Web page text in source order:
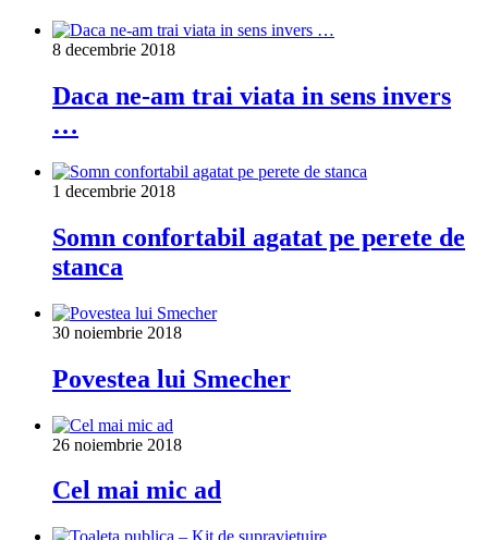
8 decembrie 2018
Daca ne-am trai viata in sens invers
…
1 decembrie 2018
Somn confortabil agatat pe perete de
stanca
30 noiembrie 2018
Povestea lui Smecher
26 noiembrie 2018
Cel mai mic ad